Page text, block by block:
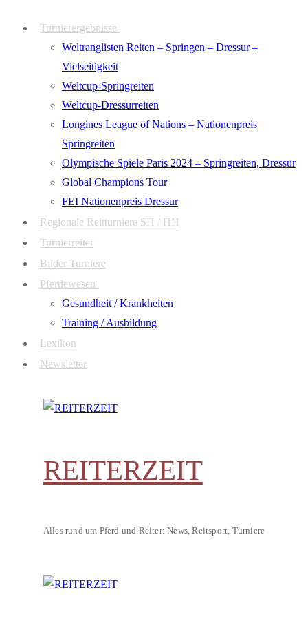
Turnierergebnisse
Weltranglisten Reiten – Springen – Dressur –
Vielseitigkeit
Weltcup-Springreiten
Weltcup-Dressurreiten
Longines League of Nations – Nationenpreis
Springreiten
Olympische Spiele Paris 2024 – Springreiten, Dressur
Global Champions Tour
FEI Nationenpreis Dressur
Regionale Reitturniere SH / HH
Turnierreiter
Bilder Turniere
Pferdewesen
Gesundheit / Krankheiten
Training / Ausbildung
Lexikon
Newsletter
REITERZEIT
Alles rund um Pferd und Reiter: News, Reitsport, Turniere